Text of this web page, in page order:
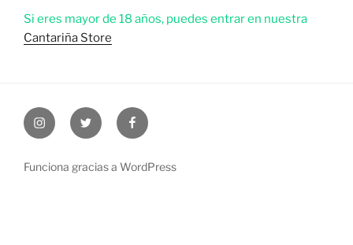
Si eres mayor de 18 años, puedes entrar en nuestra
Cantariña Store
InstagramTwitter Facebook
Funciona gracias a WordPress